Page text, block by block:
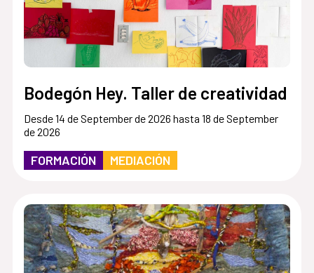
Bodegón Hey. Taller de creatividad
Desde 14 de September de 2026 hasta 18 de September
de 2026
FORMACIÓN MEDIACIÓN